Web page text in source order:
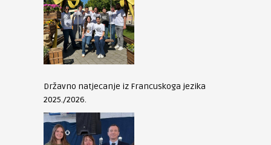
Državno natjecanje iz Francuskoga jezika
2025./2026.